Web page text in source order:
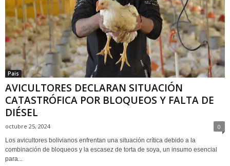
Pais
AVICULTORES DECLARAN SITUACIÓN
CATASTRÓFICA POR BLOQUEOS Y FALTA DE
DIÉSEL
octubre 25, 2024 0
Los avicultores bolivianos enfrentan una situación crítica debido a la
combinación de bloqueos y la escasez de torta de soya, un insumo esencial
para...